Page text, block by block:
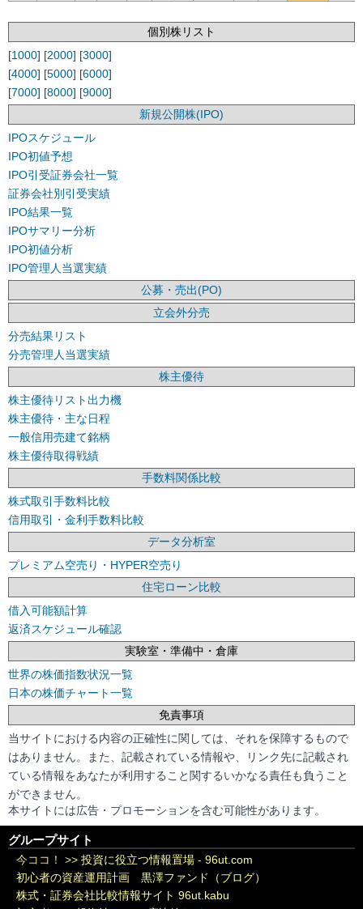
個別株リスト
[1000] [2000] [3000]
[4000] [5000] [6000]
[7000] [8000] [9000]
新規公開株(IPO)
IPOスケジュール
IPO初値予想
IPO引受証券会社一覧
証券会社別引受実績
IPO結果一覧
IPOサマリー分析
IPO初値分析
IPO管理人当選実績
公募・売出(PO)
立会外分売
分売結果リスト
分売管理人当選実績
株主優待
株主優待リスト出力機
株主優待・主な日程
一般信用売建て銘柄
株主優待取得戦績
手数料関係比較
株式取引手数料比較
信用取引・金利手数料比較
データ分析室
プレミアム空売り・HYPER空売り
住宅ローン比較
借入可能額計算
返済スケジュール確認
実験室・準備中・倉庫
世界の株価指数状況一覧
日本の株価チャート一覧
免責事項
当サイトにおける内容の正確性に関しては、それを保障するもので
はありません。また、記載されている情報や、リンク先に記載され
ている情報をあなたが利用すること関するいかなる責任も負うこと
ができません。
本サイトには広告・プロモーションを含む可能性があります。
グループサイト
今ココ！ >> 投資に役立つ情報置場 - 96ut.com
初心者の資産運用計画 黒澤ファンド（ブログ）
株式・証券会社比較情報サイト 96ut.kabu